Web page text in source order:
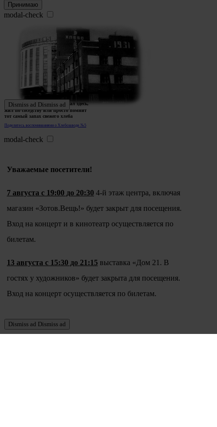
Принимаю
modal-check
Поделитесь воспоминаниями о Хлебозаводе №5
Ждем истории тех, кто работал здесь,
жил по соседству или просто помнит
тот самый запах свежего хлеба
Dismiss ad Dismiss ad
modal-check
Уважаемые посетители!
7 августа с 19:00 до 20:30 4-й этаж центра, включая
магазин «Зотов.Вещь!» будет закрыт для посещения.
Вход на концерт и в кинотеатр осуществляется по
билетам.
13 августа с 15:30 до 21:15 выставка «Дом 21. В
гостях у художников» будет закрыта для посещения.
Вход на концерт осуществляется по билетам.
Dismiss ad Dismiss ad